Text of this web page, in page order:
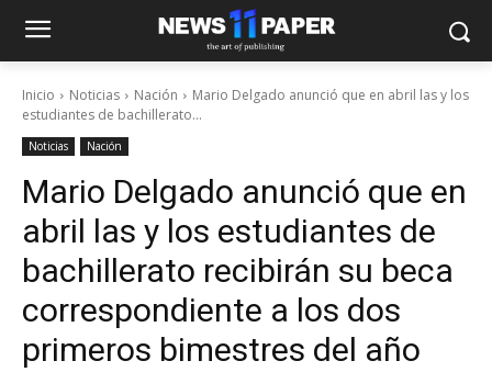
Inicio Noticias Nación
Mario Delgado anunció que en abril las y los
estudiantes de bachillerato...
Noticias Nación
Mario Delgado anunció que en
abril las y los estudiantes de
bachillerato recibirán su beca
correspondiente a los dos
primeros bimestres del año